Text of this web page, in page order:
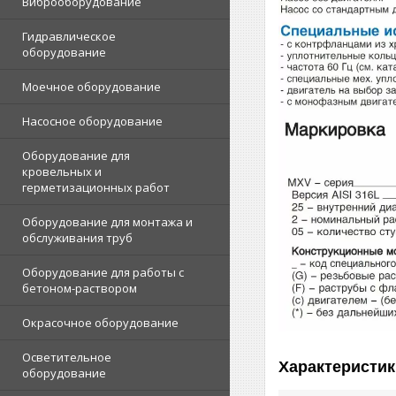
Гидравлическое
оборудование
Моечное оборудование
Насосное оборудование
Оборудование для
кровельных и
герметизационных работ
Оборудование для монтажа и
обслуживания труб
Оборудование для работы с
бетоном-раствором
Окрасочное оборудование
Осветительное
оборудование